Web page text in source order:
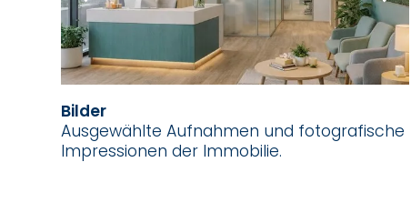
Bilder
Ausgewählte Aufnahmen und fotografische
Impressionen der Immobilie.